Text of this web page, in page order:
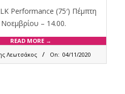
Performance (75′) Πέμπτη
– 14.00.
READ MORE →
Λεωτσάκος On: 04/11/2020